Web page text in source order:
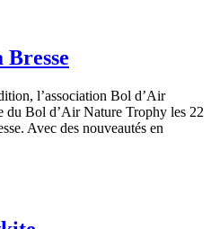
Bresse
l’association Bol d’Air
du Bol d’Air Nature Trophy les 22
Avec des nouveautés en